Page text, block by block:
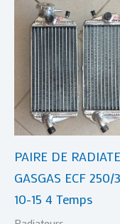
PAIRE DE
GASGAS ECF 250/
10-15 4 Temps